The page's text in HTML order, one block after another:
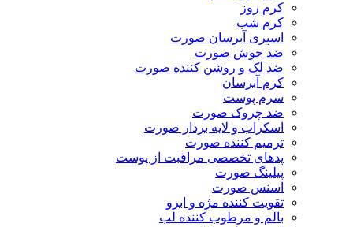
کرم روز
کرم شب
اسپری آبرسان صورت
ضد جوش صورت
ضد لک و روشن کننده صورت
کرم آبرسان
سرم پوست
ضد چروک صورت
اسکراب و لایه بردار صورت
ترمیم کننده صورت
پدهای تخصصی مراقبت از پوست
پیلینگ صورت
اسنس صورت
تقویت کننده مژه و ابرو
بالم و مرطوب کننده لب